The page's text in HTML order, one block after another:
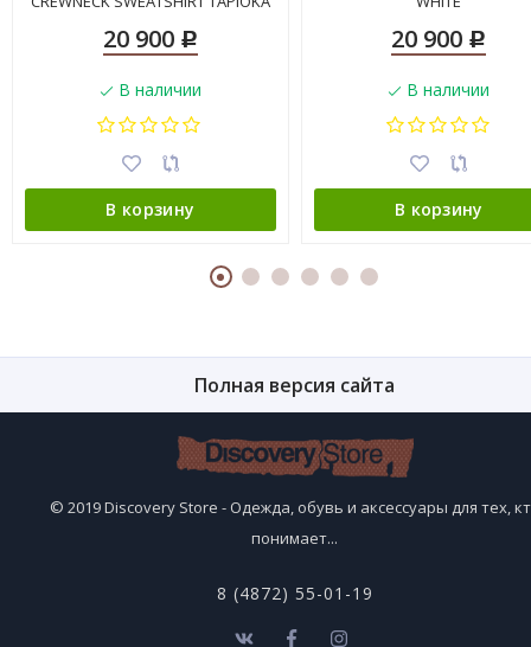
20 900 Р
В наличии
В корзину
20 900 Р
В наличии
В корзину
Полная версия сайта
© 2019 Discovery Store - Одежда, обувь и аксессуары для тех,
понимает...
8 (4872) 55-01-19